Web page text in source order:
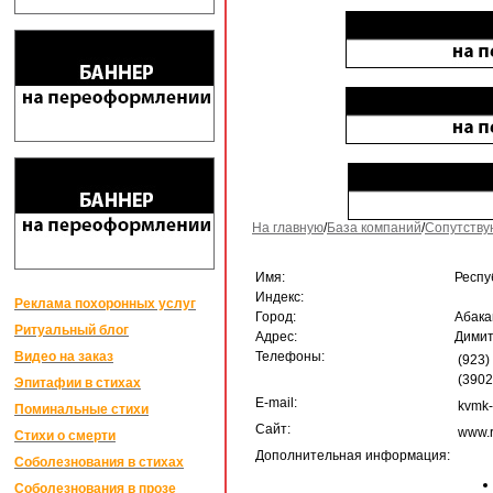
Реклама похоронных услуг
Ритуальный блог
Видео на заказ
Эпитафии в стихах
Поминальные стихи
Стихи о смерти
Соболезнования в стихах
Соболезнования в прозе
На главную/База компаний/
Имя:
Индекс:
Город:
Адрес:
Телефоны:
(923)
E-mail:
Сайт:
Дополнительная информация: